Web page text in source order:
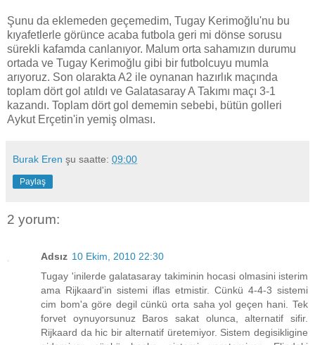
Şunu da eklemeden geçemedim, Tugay Kerimoğlu'nu bu
kıyafetlerle görünce acaba futbola geri mi dönse sorusu
sürekli kafamda canlanıyor. Malum orta sahamızın durumu
ortada ve Tugay Kerimoğlu gibi bir futbolcuyu mumla
arıyoruz. Son olarakta A2 ile oynanan hazırlık maçında
toplam dört gol atıldı ve Galatasaray A Takımı maçı 3-1
kazandı. Toplam dört gol dememin sebebi, bütün golleri
Aykut Erçetin'in yemiş olması.
Burak Eren şu saatte: 09:00
Paylaş
2 yorum:
Adsız 10 Ekim, 2010 22:30
Tugay 'inilerde galatasaray takiminin hocasi olmasini isterim
ama Rijkaard'in sistemi iflas etmistir. Cünkü 4-4-3 sistemi
cim bom'a göre degil cünkü orta saha yol geçen hani. Tek
forvet oynuyorsunuz Baros sakat olunca, alternatif sifir.
Rijkaard da hic bir alternatif üretemiyor. Sistem degisikligine